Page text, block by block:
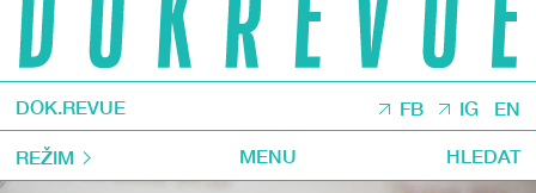
DOK.REVUE FB IG EN
REŽIM MENU HLEDAT